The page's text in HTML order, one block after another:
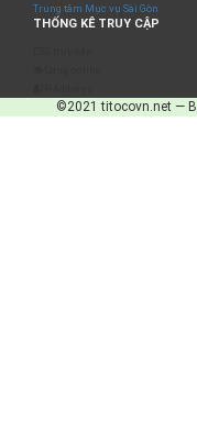
Trung tâm Mục vụ Sài Gòn
THỐNG KÊ TRUY CẬP
©2021 titocovn.net —